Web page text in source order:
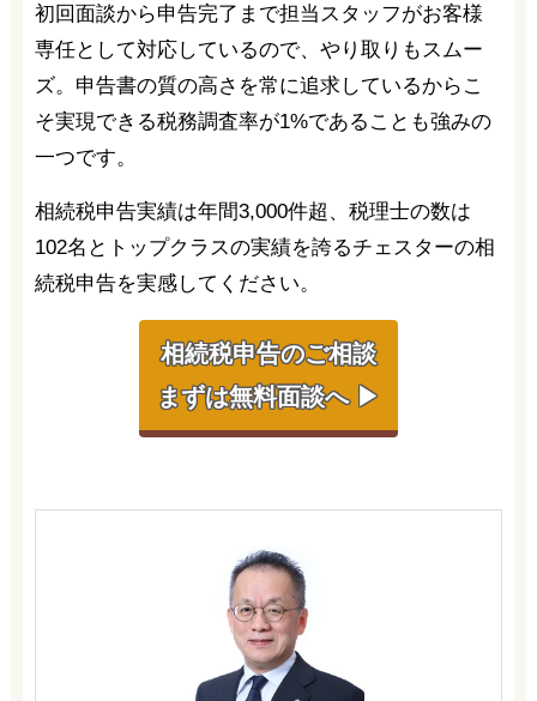
初回面談から申告完了まで担当スタッフがお客様
専任として対応しているので、やり取りもスムー
ズ。申告書の質の高さを常に追求しているからこ
そ実現できる税務調査率が1%であることも強みの
一つです。
相続税申告実績は年間3,000件超、税理士の数は
102名とトップクラスの実績を誇るチェスターの相
続税申告を実感してください。
相続税申告のご相談
まずは無料面談へ ▶